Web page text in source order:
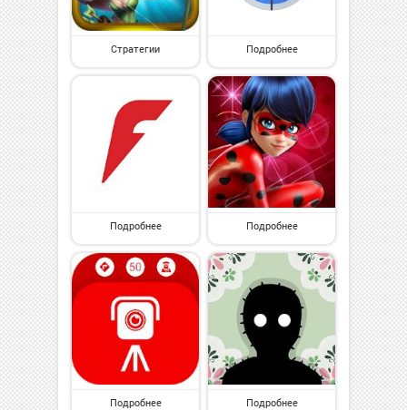
Стратегии Подробнее
Подробнее Подробнее
Подробнее Подробнее